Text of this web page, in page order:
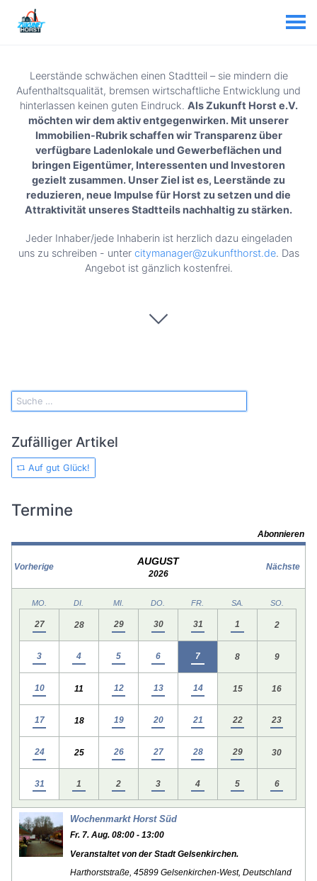
Leerstände schwächen einen Stadtteil – sie mindern die
Aufenthaltsqualität, bremsen wirtschaftliche Entwicklung und
hinterlassen keinen guten Eindruck. Als Zukunft Horst e.V.
möchten wir dem aktiv entgegenwirken. Mit unserer
Immobilien-Rubrik schaffen wir Transparenz über
verfügbare Ladenlokale und Gewerbeflächen und
bringen Eigentümer, Interessenten und Investoren
gezielt zusammen. Unser Ziel ist es, Leerstände zu
reduzieren, neue Impulse für Horst zu setzen und die
Attraktivität unseres Stadtteils nachhaltig zu stärken.
Jeder Inhaber/jede Inhaberin ist herzlich dazu eingeladen
uns zu schreiben - unter citymanager@zukunfthorst.de. Das
Angebot ist gänzlich kostenfrei.
Zufälliger Artikel
Auf gut Glück!
Termine